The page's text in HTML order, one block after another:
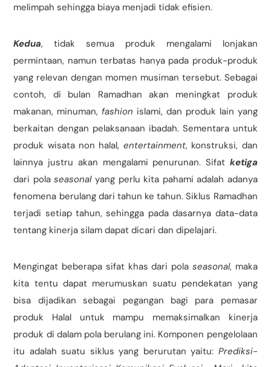
melimpah sehingga biaya menjadi tidak efisien.
Kedua, tidak semua produk mengalami lonjakan
permintaan, namun terbatas hanya pada produk-produk
yang relevan dengan momen musiman tersebut. Sebagai
contoh, di bulan Ramadhan akan meningkat produk
makanan, minuman, fashion islami, dan produk lain yang
berkaitan dengan pelaksanaan ibadah. Sementara untuk
produk wisata non halal, entertainment, konstruksi, dan
lainnya justru akan mengalami penurunan. Sifat ketiga
dari polaseasonalyang perlu kita pahami adalah adanya
fenomena berulang dari tahun ke tahun. Siklus Ramadhan
terjadi setiap tahun, sehingga pada dasarnya data-data
tentang kinerja silam dapat dicari dan dipelajari.
Mengingat beberapa sifat khas dari pola seasonal, maka
kita tentu dapat merumuskan suatu pendekatan yang
bisa dijadikan sebagai pegangan bagi para pemasar
produk Halal untuk mampu memaksimalkan kinerja
produk di dalam pola berulang ini. Komponen pengelolaan
itu adalah suatu siklus yang berurutan yaitu: Prediksi-